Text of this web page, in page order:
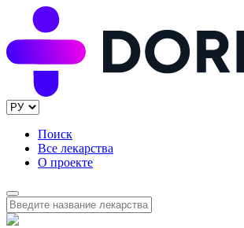
Поиск
Все лекарства
О проекте